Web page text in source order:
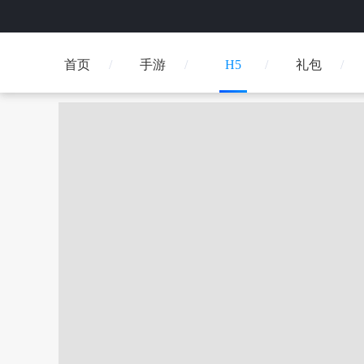
首页 手游 H5 礼包